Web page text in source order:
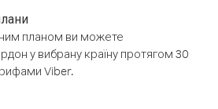
планом ви можете
у вибрану країну протягом 30
Viber.